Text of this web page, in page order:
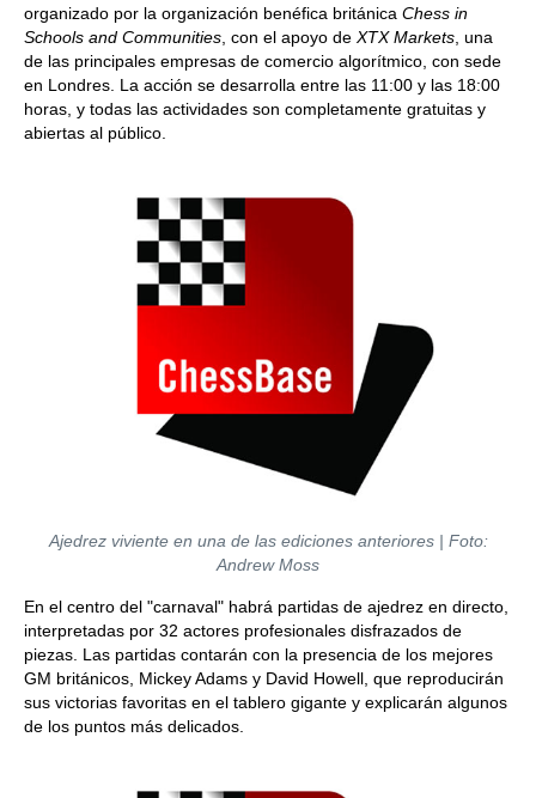
organizado por la organización benéfica británica Chess in
Schools and Communities , con el apoyo de XTX Markets , una
de las principales empresas de comercio algorítmico, con sede
en Londres. La acción se desarrolla entre las 11:00 y las 18:00
horas, y todas las actividades son completamente gratuitas y
abiertas al público.
Ajedrez viviente en una de las ediciones anteriores | Foto:
Andrew Moss
En el centro del "carnaval" habrá partidas de ajedrez en directo,
interpretadas por 32 actores profesionales disfrazados de
piezas. Las partidas contarán con la presencia de los mejores
GM británicos, Mickey Adams y David Howell, que reproducirán
sus victorias favoritas en el tablero gigante y explicarán algunos
de los puntos más delicados.